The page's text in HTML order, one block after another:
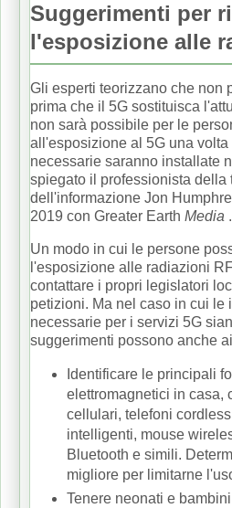
Suggerimenti per
l'esposizione alle
Gli esperti teorizzano che non
prima che il 5G sostituisca
non sarà possibile per le
all'esposizione al 5G una volta
necessarie saranno installate
spiegato il professionista della
dell'informazione Jon
2019 con Greater Earth Media .
Un modo in cui le persone
l'esposizione alle radiazioni
contattare i propri legislatori
petizioni. Ma nel caso in cui le
necessarie per i servizi 5G
suggerimenti possono anche
Identificare le principali
elettromagnetici in casa,
cellulari, telefoni
intelligenti, mouse
Bluetooth e simili.
migliore per limitarne
Tenere neonati e